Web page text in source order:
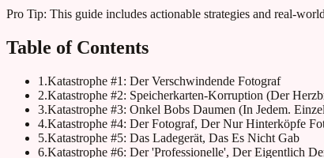
Pro Tip: This guide includes actionable strategies and real-
Table of Contents
1 .Katastrophe #1: Der Verschwindende Fotograf
2.Katastrophe #2: Speicherkarten-Korruption (Der
3.Katastrophe #3: Onkel Bobs Daumen (In Jedem.
4.Katastrophe #4: Der Fotograf, Der Nur Hinterköpfe
5.Katastrophe #5: Das Ladegerät, Das Es Nicht Gab
6.Katastrophe #6: Der 'Professionelle', Der Eigentlich